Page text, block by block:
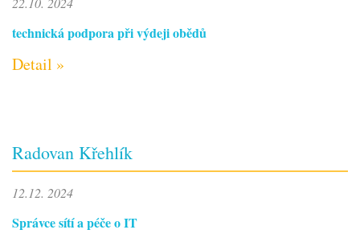
technická podpora při výdeji obědů
Detail »
Radovan Křehlík
12.12. 2024
Správce sítí a péče o IT